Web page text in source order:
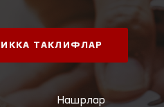
ТАКЛИФЛАР
Нашрлар